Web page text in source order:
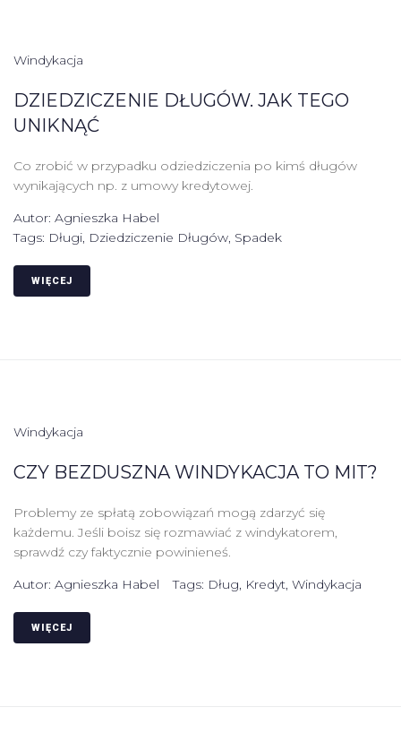
Windykacja
DZIEDZICZENIE DŁUGÓW. JAK TEGO
UNIKNĄĆ
Co zrobić w przypadku odziedziczenia po kimś długów
wynikających np. z umowy kredytowej.
Autor: Agnieszka Habel
Tags: Długi, Dziedziczenie Długów, Spadek
WIĘCEJ
Windykacja
CZY BEZDUSZNA WINDYKACJA TO MIT?
Problemy ze spłatą zobowiązań mogą zdarzyć się
każdemu. Jeśli boisz się rozmawiać z windykatorem,
sprawdź czy faktycznie powinieneś.
Autor: Agnieszka Habel Tags: Dług, Kredyt, Windykacja
WIĘCEJ